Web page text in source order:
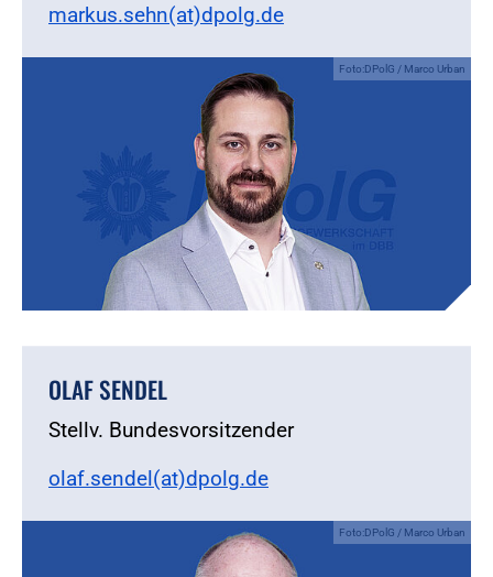
markus.sehn(at)dpolg.de
Foto:DPolG / Marco Urban
OLAF SENDEL
Stellv. Bundesvorsitzender
olaf.sendel(at)dpolg.de
Foto:DPolG / Marco Urban